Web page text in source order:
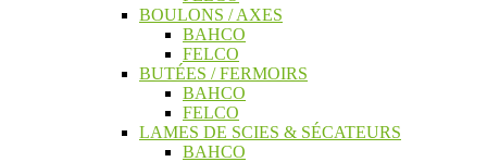
BOULONS / AXES
BAHCO
FELCO
BUTÉES / FERMOIRS
BAHCO
FELCO
LAMES DE SCIES & SÉCATEURS
BAHCO